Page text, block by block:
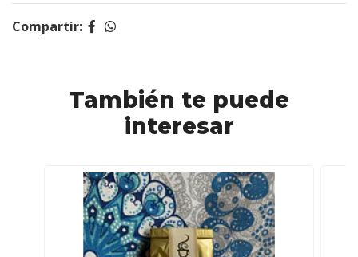
Compartir:
También te puede
interesar